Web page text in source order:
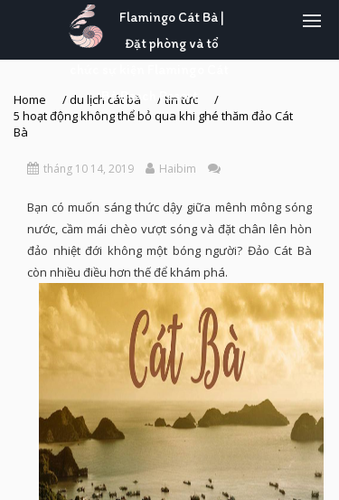
Flamingo Cát Bà |
Đặt phòng và tổ
Bà Beach Resort
Home /du lịch cát bà / tin tức
/
5 hoạt động không thể bỏ qua khi ghé thăm đảo Cát
Bà
tháng 10 14, 2019 Haibim
Bạn có muốn sáng thức dậy giữa mênh mông sóng
nước, cầm mái chèo vượt sóng và đặt chân lên hòn
đảo nhiệt đới không một bóng người? Đảo Cát Bà
còn nhiều điều hơn thế để khám phá.